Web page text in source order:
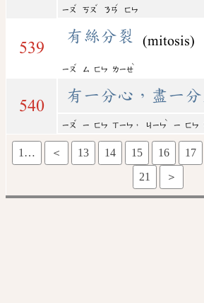
ㄧㄡ
ˇ
ㄎㄡ
ˇ
ㄋㄢ
ˊ
ㄈㄣ
539
有絲分裂 (mitosis)
ㄧㄡ
ˇ
ㄙ ㄈㄣ ㄌㄧㄝ
ˋ
540
有一分心，盡一分
ㄧㄡ
ˇ
ㄧ ㄈㄣ ㄒㄧㄣ ， ㄐㄧㄣ
ˋ
ㄧ ㄈㄣ
1… ＜ 13 14 15 16 17
21
＞